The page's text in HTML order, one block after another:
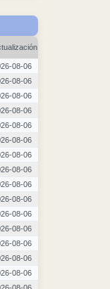
08-06
08-06
08-06
08-06
08-06
08-06
08-06
08-06
08-06
08-06
08-06
08-06
08-06
08-06
08-06